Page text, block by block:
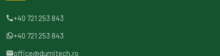
+40 721 253 843
+40 721 253 843
office@dumitech.ro